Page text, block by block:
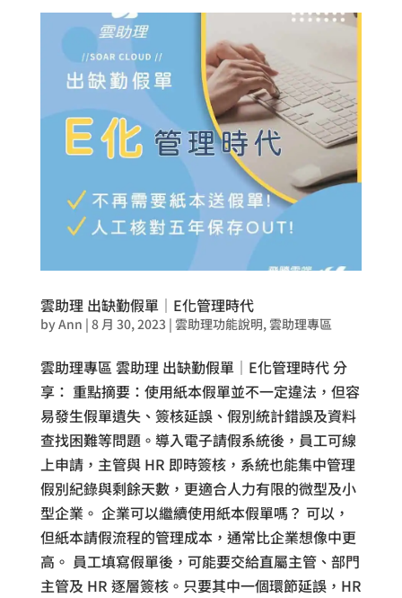
雲助理 出缺勤假單│E化管理時代
byAnn | 8 月 30, 2023| 雲助理功能說明,雲助理專區
雲助理專區 雲助理 出缺勤假單│E化管理時代 分
享： 重點摘要：使用紙本假單並不一定違法，但容
易發生假單遺失、簽核延誤、假別統計錯誤及資料
查找困難等問題。導入電子請假系統後，員工可線
上申請，主管與 HR 即時簽核，系統也能集中管理
假別紀錄與剩餘天數，更適合人力有限的微型及小
型企業。 企業可以繼續使用紙本假單嗎？ 可以，
但紙本請假流程的管理成本，通常比企業想像中更
高。 員工填寫假單後，可能要交給直屬主管、部門
主管及 HR 逐層簽核。只要其中一個環節延誤，HR